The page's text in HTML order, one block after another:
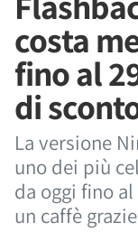
costa
fino al
di
La versione
uno dei più
da oggi fino
un caffè